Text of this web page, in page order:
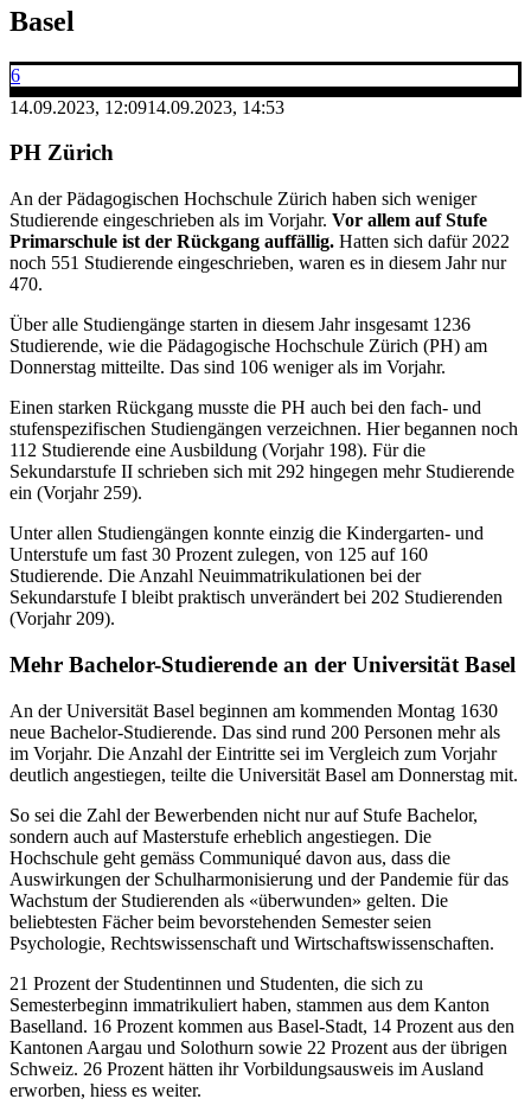
Basel
6
14.09.2023, 12:0914.09.2023, 14:53
PH Zürich
An der Pädagogischen Hochschule Zürich haben sich weniger
Studierende eingeschrieben als im Vorjahr. Vor allem auf Stufe
Primarschule ist der Rückgang auffällig. Hatten sich dafür 2022
noch 551 Studierende eingeschrieben, waren es in diesem Jahr nur
470.
Über alle Studiengänge starten in diesem Jahr insgesamt 1236
Studierende, wie die Pädagogische Hochschule Zürich (PH) am
Donnerstag mitteilte. Das sind 106 weniger als im Vorjahr.
Einen starken Rückgang musste die PH auch bei den fach- und
stufenspezifischen Studiengängen verzeichnen. Hier begannen noch
112 Studierende eine Ausbildung (Vorjahr 198). Für die
Sekundarstufe II schrieben sich mit 292 hingegen mehr Studierende
ein (Vorjahr 259).
Unter allen Studiengängen konnte einzig die Kindergarten- und
Unterstufe um fast 30 Prozent zulegen, von 125 auf 160
Studierende. Die Anzahl Neuimmatrikulationen bei der
Sekundarstufe I bleibt praktisch unverändert bei 202 Studierenden
(Vorjahr 209).
Mehr Bachelor-Studierende an der Universität Basel
An der Universität Basel beginnen am kommenden Montag 1630
neue Bachelor-Studierende. Das sind rund 200 Personen mehr als
im Vorjahr. Die Anzahl der Eintritte sei im Vergleich zum Vorjahr
deutlich angestiegen, teilte die Universität Basel am Donnerstag mit.
So sei die Zahl der Bewerbenden nicht nur auf Stufe Bachelor,
sondern auch auf Masterstufe erheblich angestiegen. Die
Hochschule geht gemäss Communiqué davon aus, dass die
Auswirkungen der Schulharmonisierung und der Pandemie für das
Wachstum der Studierenden als «überwunden» gelten. Die
beliebtesten Fächer beim bevorstehenden Semester seien
Psychologie, Rechtswissenschaft und Wirtschaftswissenschaften.
21 Prozent der Studentinnen und Studenten, die sich zu
Semesterbeginn immatrikuliert haben, stammen aus dem Kanton
Baselland. 16 Prozent kommen aus Basel-Stadt, 14 Prozent aus den
Kantonen Aargau und Solothurn sowie 22 Prozent aus der übrigen
Schweiz. 26 Prozent hätten ihr Vorbildungsausweis im Ausland
erworben, hiess es weiter.